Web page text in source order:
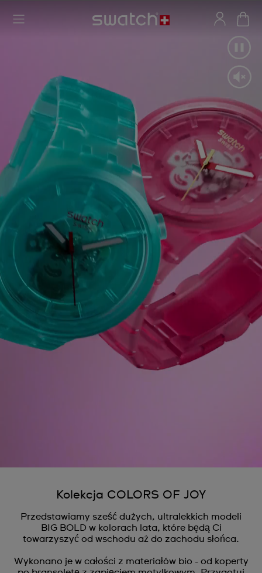
Kolekcja COLORS OF JOY
Przedstawiamy sześć dużych, ultralekkich modeli
BIG BOLD w kolorach lata, które będą Ci
towarzyszyć od wschodu aż do zachodu słońca.
Wykonano je w całości z materiałów bio - od koperty